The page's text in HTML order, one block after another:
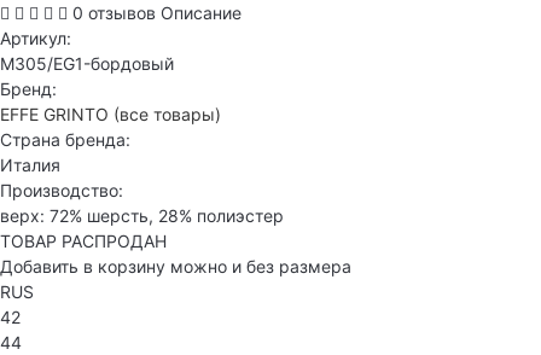
0 отзывов Описание
Артикул:
M305/EG1-бордовый
Бренд:
EFFE GRINTO (все товары)
Страна бренда:
Италия
Производство:
верх: 72% шерсть, 28% полиэстер
ТОВАР РАСПРОДАН
Добавить в корзину можно и без размера
RUS
42
44